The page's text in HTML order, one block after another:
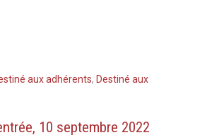
aux adhérents, Destiné aux
10 septembre 2022